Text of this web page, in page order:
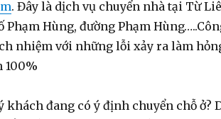
. Đây là dịch vụ chuyển nhà tại Từ
Phạm Hùng, đường Phạm
nhiệm với những lỗi xảy ra làm
100%
khách đang có ý định chuyển chỗ ở?